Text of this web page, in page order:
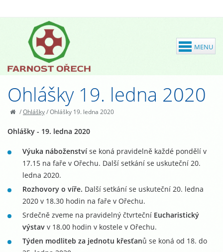
Ohlášky 19. ledna 2020
/Ohlášky/Ohlášky 19. ledna 2020
Ohlášky - 19. ledna 2020
Výuka náboženstvíse koná pravidelně každé pondělí v
17.15 na faře v Ořechu. Další setkání se uskuteční 20.
ledna 2020.
Rozhovory o víře. Další setkání se uskuteční 20. ledna
2020 v 18.30 hodin na faře v Ořechu.
Srdečně zveme na pravidelný čtvrteční Eucharistický
výstav v 18.00 hodin v kostele v Ořechu.
Týden modliteb za jednotu křesťanů se koná od 18. do